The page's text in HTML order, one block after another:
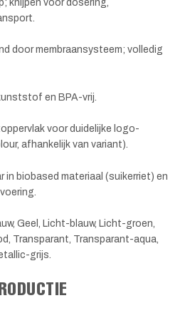
knijpen voor dosering,
door membraansysteem; volledig
en BPA-vrij.
voor duidelijke logo-
afhankelijk van variant).
in biobased materiaal (suikerriet) en
Geel, Licht-blauw, Licht-groen,
Transparant, Transparant-aqua,
grijs.